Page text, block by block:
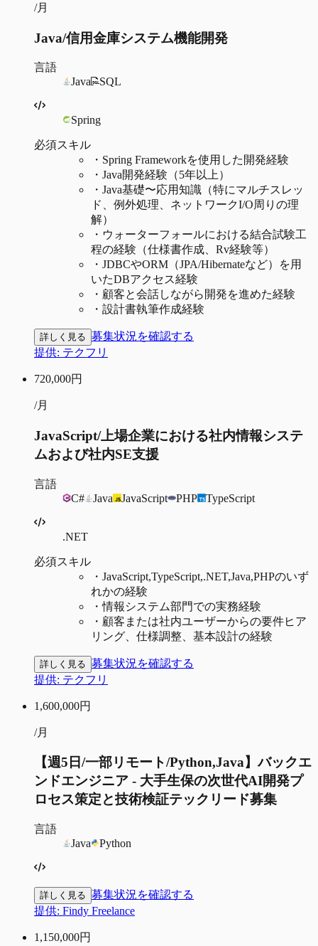
/月
Java/信用金庫システム機能開発
言語
Java
SQL
Spring
必須スキル
・ Spring Frameworkを使用した開発経験
・ Java開発経験（5年以上）
・ Java基礎〜応用知識（特にマルチスレッ
ド、例外処理、ネットワークI/O周りの理
解）
・ ウォーターフォールにおける結合試験工
程の経験（仕様書作成、Rv経験等）
・ JDBCやORM（JPA/Hibernateなど）を用
いたDBアクセス経験
・ 顧客と会話しながら開発を進めた経験
・ 設計書執筆作成経験
詳しく見る 募集状況を確認する
提供: テクフリ
720,000円
/月
JavaScript/上場企業における社内情報システ
ムおよび社内SE支援
言語
C#
Java JavaScript PHP TypeScript
.NET
必須スキル
・ JavaScript,TypeScript,.NET,Java,PHPのいず
れかの経験
・情報システム部門での実務経験
・ 顧客または社内ユーザーからの要件ヒア
リング、仕様調整、基本設計の経験
詳しく見る 募集状況を確認する
提供: テクフリ
1,600,000円
/月
【週5日/一部リモート/Python,Java】バックエ
ンドエンジニア - 大手生保の次世代AI開発プ
ロセス策定と技術検証テックリード募集
言語
Java
Python
詳しく見る 募集状況を確認する
提供: Findy Freelance
1,150,000円